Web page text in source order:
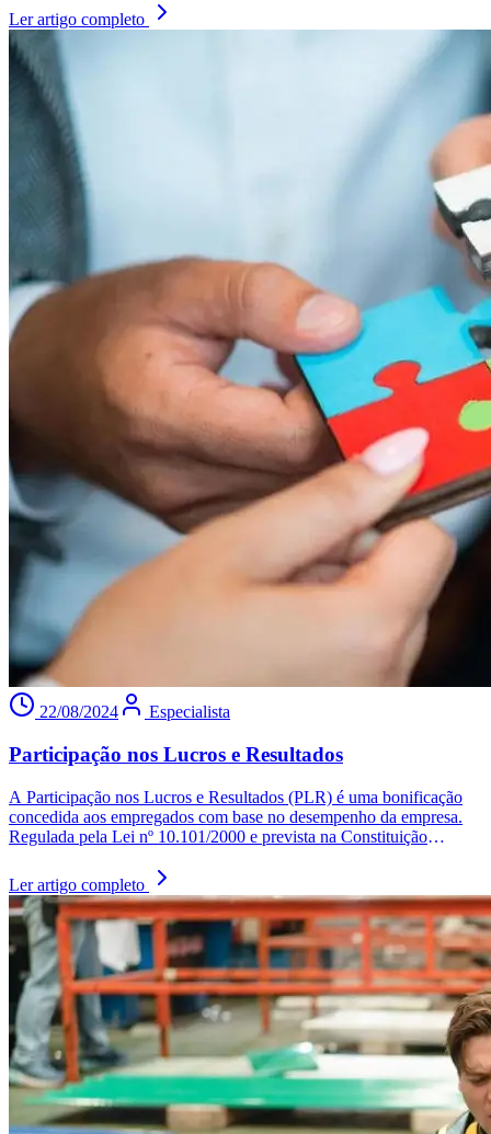
devidos ao trabalhador, que variam conforme o tipo de demissão e o
tempo de serviço. A Reforma Trabalhista de 2017 trouxe mudanças
importantes, simplificando procedimentos e estabelecendo prazos
específicos para o pagamento das verbas.
Ler artigo completo
22/08/2024 Especialista
Participação nos Lucros e Resultados
A Participação nos Lucros e Resultados (PLR) é uma bonificação
concedida aos empregados com base no desempenho da empresa.
Regulada pela Lei nº 10.101/2000 e prevista na Constituição
acordo coletivo. Diferente do salário, a PLR não tem natureza
salarial e não está sujeita a encargos trabalhistas ou previdenciários.
Ela visa motivar os funcionários e alinhar seus interesses aos
objetivos da empresa, oferecendo um acréscimo significativo na
remuneração anual.
Ler artigo completo